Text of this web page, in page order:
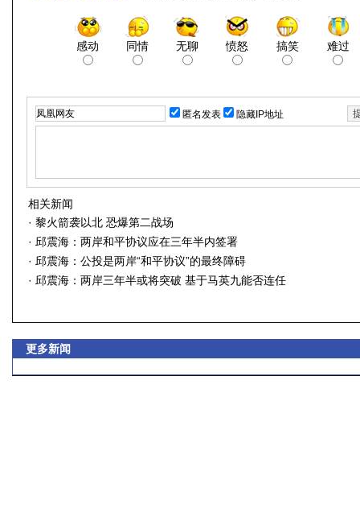
感动 同情 无聊 愤怒 搞笑 难过
匿名发表 隐藏IP地址
相关新闻
· 黎火箭袭以北 恐爆第二战场
· 邱震海：两岸和平协议应在三年半内签署
· 邱震海：公投是两岸“和平协议”的最终障碍
· 邱震海：两岸三年半或将突破 基于马英九能否连任
更多新闻